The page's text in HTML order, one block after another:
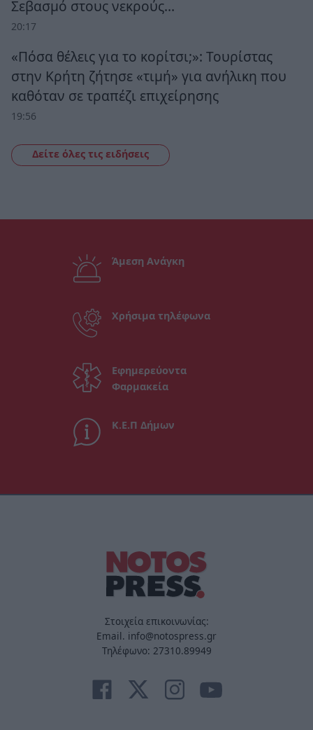
Σεβασμό στους νεκρούς…
20:17
«Πόσα θέλεις για το κορίτσι;»: Τουρίστας
στην Κρήτη ζήτησε «τιμή» για ανήλικη που
καθόταν σε τραπέζι επιχείρησης
19:56
Δείτε όλες τις ειδήσεις
Άμεση Ανάγκη
Χρήσιμα τηλέφωνα
Εφημερεύοντα
Φαρμακεία
Κ.Ε.Π Δήμων
Στοιχεία επικοινωνίας:
Email. info@notospress.gr
Τηλέφωνο: 27310.89949